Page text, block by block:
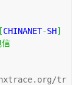
[CHINANET-SH]
信
tr